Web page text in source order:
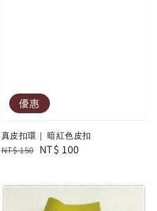
優惠
真皮扣環｜ 暗紅色皮扣
Regular
NT$ 150 Sale
NT$ 100